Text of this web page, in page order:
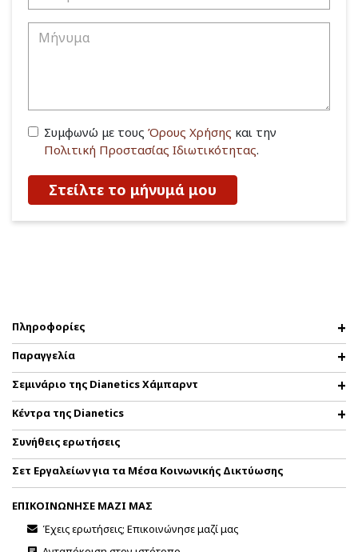
Συμφωνώ με τους Όρους Χρήσης και την
Πολιτική Προστασίας Ιδιωτικότητας.
Στείλτε το μήνυμά μου
Πληροφορίες
Παραγγελία
Σεμινάριο της Dianetics Χάμπαρντ
Κέντρα της Dianetics
Συνήθεις ερωτήσεις
Σετ Εργαλείων για τα Μέσα Κοινωνικής Δικτύωσης
ΕΠΙΚΟΙΝΩΝΗΣΕ ΜΑΖΙ ΜΑΣ
Έχεις ερωτήσεις; Επικοινώνησε μαζί μας